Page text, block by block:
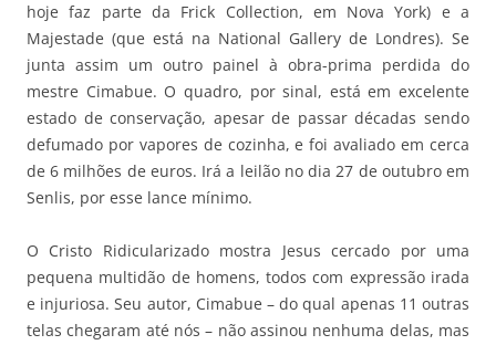
hoje faz parte da Frick Collection, em Nova York) e a
Majestade (que está na National Gallery de Londres). Se
junta assim um outro painel à obra-prima perdida do
mestre Cimabue. O quadro, por sinal, está em excelente
estado de conservação, apesar de passar décadas sendo
defumado por vapores de cozinha, e foi avaliado em cerca
de 6 milhões de euros. Irá a leilão no dia 27 de outubro em
Senlis, por esse lance mínimo.
O Cristo Ridicularizado mostra Jesus cercado por uma
pequena multidão de homens, todos com expressão irada
e injuriosa. Seu autor, Cimabue – do qual apenas 11 outras
telas chegaram até nós – não assinou nenhuma delas, mas